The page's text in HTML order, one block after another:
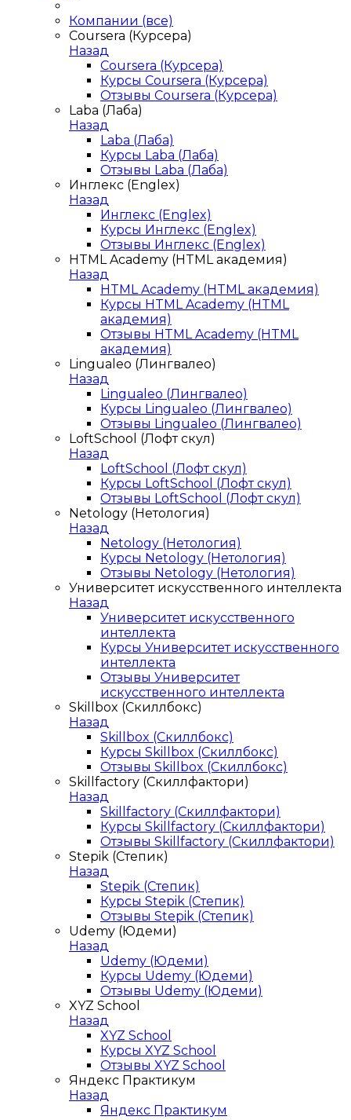
Компании (все)
Coursera (Курсера)
Назад
Coursera (Курсера)
Курсы Coursera (Курсера)
Отзывы Coursera (Курсера)
Laba (Лаба)
Назад
Laba (Лаба)
Курсы Laba (Лаба)
Отзывы Laba (Лаба)
Инглекс (Englex)
Назад
Инглекс (Englex)
Курсы Инглекс (Englex)
Отзывы Инглекс (Englex)
HTML Academy (HTML академия)
Назад
HTML Academy (HTML академия)
Курсы HTML Academy (HTML
академия)
Отзывы HTML Academy (HTML
академия)
Lingualeo (Лингвалео)
Назад
Lingualeo (Лингвалео)
Курсы Lingualeo (Лингвалео)
Отзывы Lingualeo (Лингвалео)
LoftSchool (Лофт скул)
Назад
LoftSchool (Лофт скул)
Курсы LoftSchool (Лофт скул)
Отзывы LoftSchool (Лофт скул)
Netology (Нетология)
Назад
Netology (Нетология)
Курсы Netology (Нетология)
Отзывы Netology (Нетология)
Университет искусственного интеллекта
Назад
Университет искусственного
интеллекта
Курсы Университет искусственного
интеллекта
Отзывы Университет
искусственного интеллекта
Skillbox (Скиллбокс)
Назад
Skillbox (Скиллбокс)
Курсы Skillbox (Скиллбокс)
Отзывы Skillbox (Скиллбокс)
Skillfactory (Скиллфактори)
Назад
Skillfactory (Скиллфактори)
Курсы Skillfactory (Скиллфактори)
Отзывы Skillfactory (Скиллфактори)
Stepik (Степик)
Назад
Stepik (Степик)
Курсы Stepik (Степик)
Отзывы Stepik (Степик)
Udemy (Юдеми)
Назад
Udemy (Юдеми)
Курсы Udemy (Юдеми)
Отзывы Udemy (Юдеми)
XYZ School
Назад
XYZ School
Курсы XYZ School
Отзывы XYZ School
Яндекс Практикум
Назад
Яндекс Практикум